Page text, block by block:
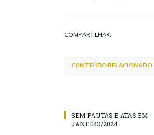
COMPARTILHAR:
CONTEÚDO RELACIONADO
SEM PAUTAS E ATAS EM
JANEIRO/2024